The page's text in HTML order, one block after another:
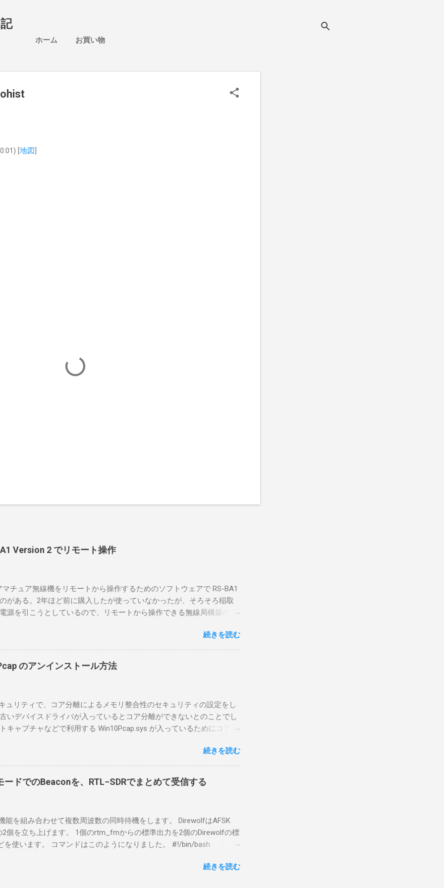
ホーム お買い物
[地図]
Version 2 でリモート操作
マチュア無線機をリモートから操作するためのソフトウェアで RS-BA1
がある。2年ほど前に購入したが使っていなかったが、そろそろ稲取
源を引こうとしているので、リモートから操作できる無線局構築のた
ったのだが、ちっともそんなに簡単につながらなかった。ということ
ポイントを明示しながら、私なりの解説を書いてみる。 基本的な構成
使う場合は、下記のこれらものが必要である ICOMの無線機。 今回は私
るIC-7300を使う。 無線機側(サーバ側) のWindows PC。 今回はちょ
なと思って。 操作側 (クライアント側) の Windows PC。 今回は手元
スコンピュータのWindows 11が入ったPC 操作側で音声を使った交信
ば、相応なマイクなど。 そして、リモート操作を行うソフトウェアで
した無線機からサーバPC、クライアントPCまでの流れはこの様になっ
線機内では、USB Hubの先にUSB SerialとUSB Audio がつながってい
は無線機のマイコンとつながり、CI-Vでのコマンドが交換でき
で交換できるようになっており、USB SerialなどのSerial portで送受
Vの内容はUDP 50002で交換でき、USB Audioからの音声データはUDP
受信している。 利用者側のクライアントPCでは、Remote UtilityとRS-
Controlの2つのアプリで仕事を分担するようになっている。 クライ
続きを読む
のアンインストール方法
ュリティで、コア分離によるメモリ整合性のセキュリティの設定をし
いデバイスドライバが入っているとコア分離ができないとのことでし
キャプチャなどで利用する Win10Pcap.sys が入っているためにコア分
、どのように実行すればよいのか調べながら実施しました。結論とし
用いればよかったです。 まずは管理者権限でTerminalを実行しま
ンストールした環境でしたので、PowerShellが起動しました。 適当
ールされているドライバを書き出す。 pnputil /enum-drivers > inf.txt #
を探し出す notepad.exe inf.txt 下記のよう場所があったので、ここ
x64 クラス名: NetTrans クラス GUID: {4d36e975-e325-11ce-bfc1-
ージョン: 10/08/2015 10.2.0.5002 署名者名: Microsoft Windows
今回の場合は oem131.inf が win10pcap に該当するので、これを削
続きを読む
ードでのBeaconを、RTL−SDRでまとめて受信する
能を組み合わせて複数周波数の同時待機をします。 DirewolfはAFSK
2個を立ち上げます。 1個のrtm_fmからの標準出力を2個のDirewolfの標
を使います。 コマンドはこのようになりました。 #!/bin/bash
20 - | \ tee >(direwolf -c "$direwolf_conf" -r 48000 -D 1 -t 0 -B 1200 - |
続きを読む